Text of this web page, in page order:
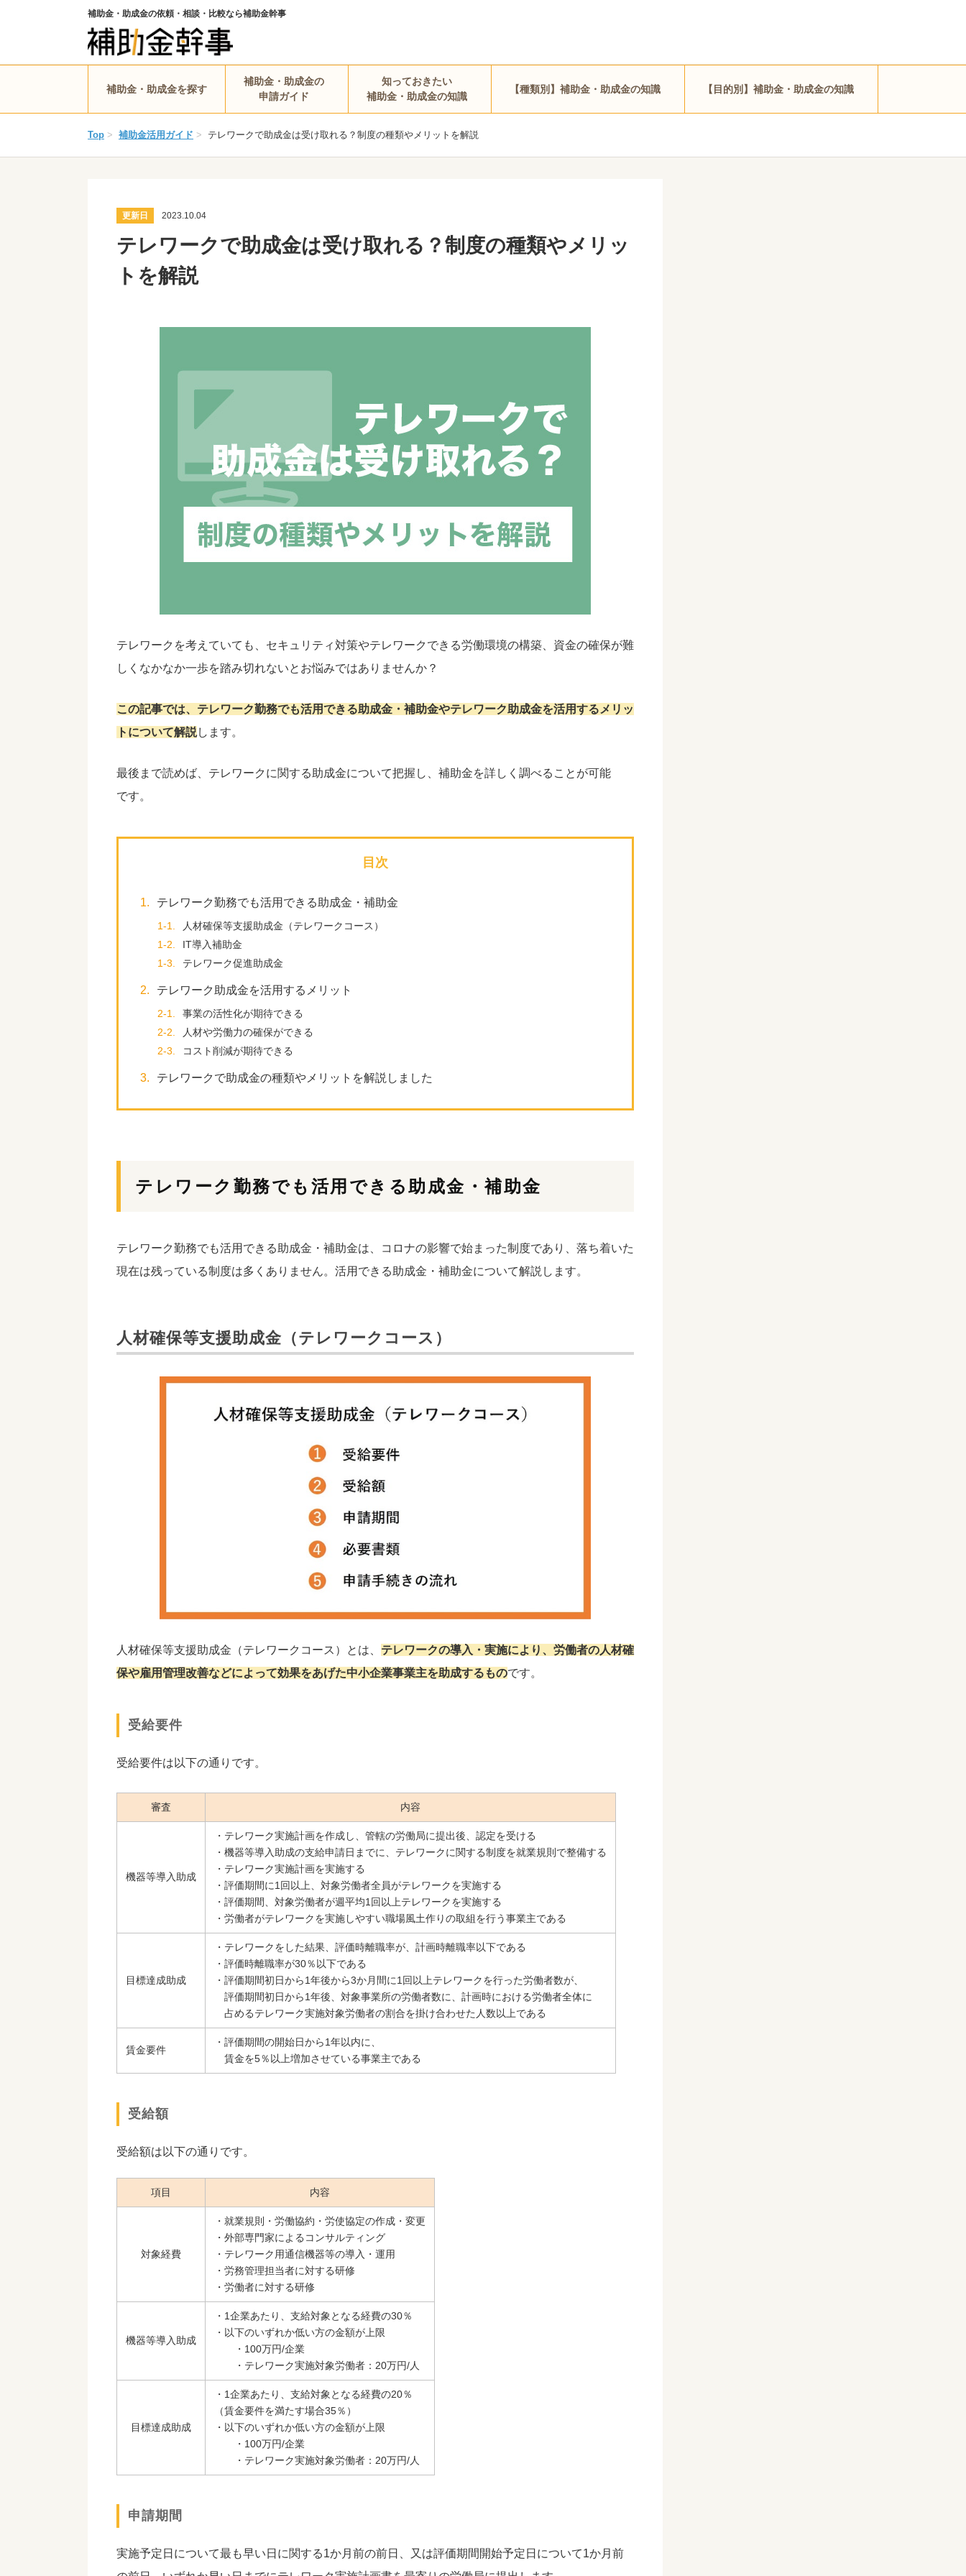
補助金・助成金の依頼・相談・比較なら補助金幹事
補助金・助成金を探す
補助金・助成金の
申請ガイド
知っておきたい
補助金・助成金の知識
【種類別】補助金・助成金の知識 【目的別】補助金・助成金の知識
Top > 補助金活用ガイド > テレワークで助成金は受け取れる？制度の種類やメリットを解説
更新日 2023.10.04
テレワークで助成金は受け取れる？制度の種類やメリッ
トを解説
テレワークを考えていても、セキュリティ対策やテレワークできる労働環境の構築、資金の確保が難
しくなかなか一歩を踏み切れないとお悩みではありませんか？
この記事では、テレワーク勤務でも活用できる助成金・補助金やテレワーク助成金を活用するメリッ
トについて解説します。
最後まで読めば、テレワークに関する助成金について把握し、補助金を詳しく調べることが可能
です。
目次
1. テレワーク勤務でも活用できる助成金・補助金
1-1.
人材確保等支援助成金（テレワークコース）
1-2.
IT導入補助金
1-3.
テレワーク促進助成金
2. テレワーク助成金を活用するメリット
2-1.
事業の活性化が期待できる
2-2.
人材や労働力の確保ができる
2-3.
コスト削減が期待できる
3. テレワークで助成金の種類やメリットを解説しました
テレワーク勤務でも活用できる助成金・補助金
テレワーク勤務でも活用できる助成金・補助金は、コロナの影響で始まった制度であり、落ち着いた
現在は残っている制度は多くありません。活用できる助成金・補助金について解説します。
人材確保等支援助成金（テレワークコース）
人材確保等支援助成金（テレワークコース）とは、 テレワークの導入・実施により、労働者の人材確
保や雇用管理改善などによって効果をあげた中小企業事業主を助成するものです。
受給要件
受給要件は以下の通りです。
審査 内容
機器等導入助成
・テレワーク実施計画を作成し、管轄の労働局に提出後、認定を受ける
・機器等導入助成の支給申請日までに、テレワークに関する制度を就業規則で整備する
・テレワーク実施計画を実施する
・評価期間に1回以上、対象労働者全員がテレワークを実施する
・評価期間、対象労働者が週平均1回以上テレワークを実施する
・労働者がテレワークを実施しやすい職場風土作りの取組を行う事業主である
目標達成助成
・テレワークをした結果、評価時離職率が、計画時離職率以下である
・評価時離職率が30％以下である
・評価期間初日から1年後から3か月間に1回以上テレワークを行った労働者数が、
評価期間初日から1年後、対象事業所の労働者数に、計画時における労働者全体に
占めるテレワーク実施対象労働者の割合を掛け合わせた人数以上である
賃金要件
・評価期間の開始日から1年以内に、
賃金を5％以上増加させている事業主である
受給額
受給額は以下の通りです。
項目 内容
対象経費
・就業規則・労働協約・労使協定の作成・変更
・外部専門家によるコンサルティング
・テレワーク用通信機器等の導入・運用
・労務管理担当者に対する研修
・労働者に対する研修
機器等導入助成
・1企業あたり、支給対象となる経費の30％
・以下のいずれか低い方の金額が上限
・100万円/企業
・テレワーク実施対象労働者：20万円/人
目標達成助成
・1企業あたり、支給対象となる経費の20％
（賃金要件を満たす場合35％）
・以下のいずれか低い方の金額が上限
・100万円/企業
・テレワーク実施対象労働者：20万円/人
申請期間
実施予定日について最も早い日に関する1か月前の前日、又は評価期間開始予定日について1か月前